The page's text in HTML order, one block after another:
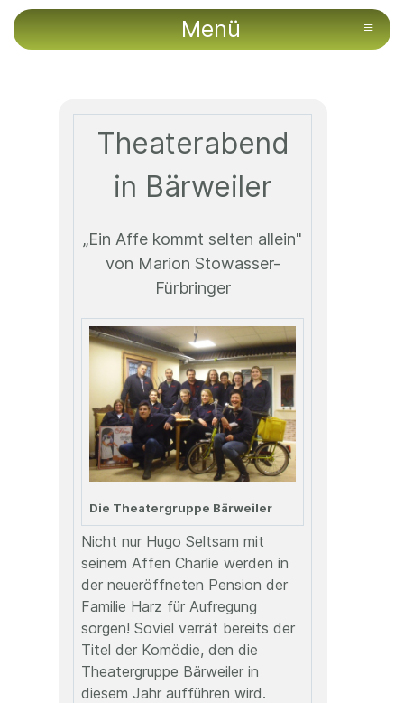
Menü ≡
Theaterabend
in Bärweiler
„Ein Affe kommt selten allein"
von Marion Stowasser-
Fürbringer
Die Theatergruppe Bärweiler
Nicht nur Hugo Seltsam mit
seinem Affen Charlie werden in
der neueröffneten Pension der
Familie Harz für Aufregung
sorgen! Soviel verrät bereits der
Titel der Komödie, den die
Theatergruppe Bärweiler in
diesem Jahr aufführen wird.